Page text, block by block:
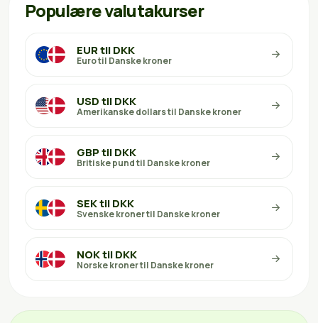
Populære valutakurser
EUR til DKK
Euro til Danske kroner
USD til DKK
Amerikanske dollars til Danske kroner
GBP til DKK
Britiske pund til Danske kroner
SEK til DKK
Svenske kroner til Danske kroner
NOK til DKK
Norske kroner til Danske kroner